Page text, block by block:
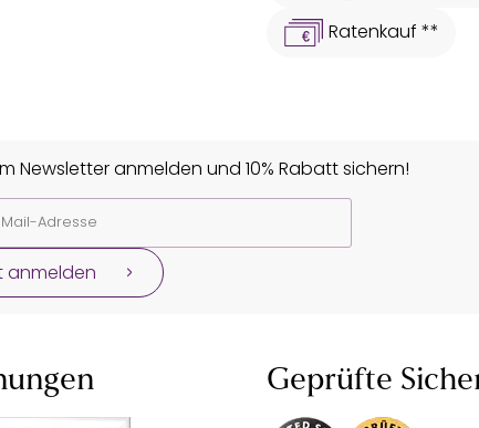
Ratenkauf **
Newsletter anmelden und 10% Rabatt sichern!
anmelden
Geprüfte